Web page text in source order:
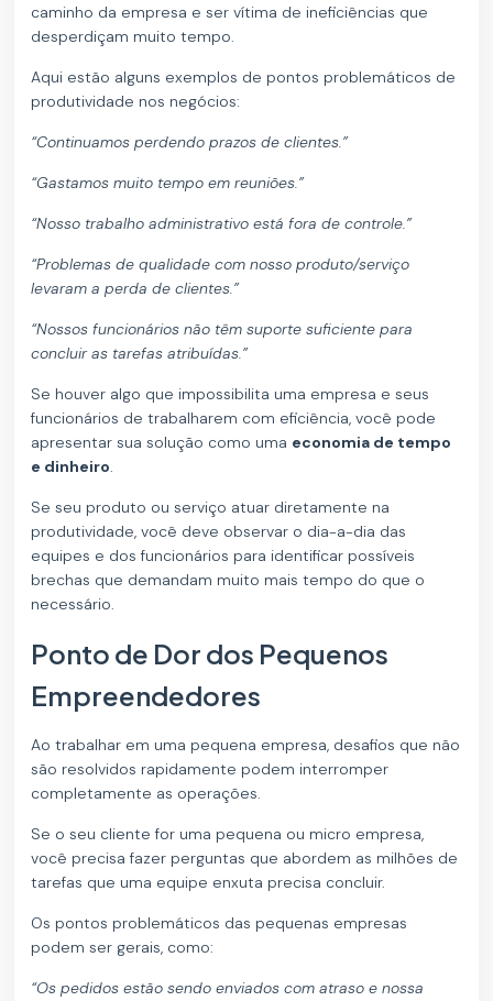
caminho da empresa e ser vítima de ineficiências que
desperdiçam muito tempo.
Aqui estão alguns exemplos de pontos problemáticos de
produtividade nos negócios:
“Continuamos perdendo prazos de clientes.”
“Gastamos muito tempo em reuniões.”
“Nosso trabalho administrativo está fora de controle.”
“Problemas de qualidade com nosso produto/serviço
levaram a perda de clientes.”
“Nossos funcionários não têm suporte suficiente para
concluir as tarefas atribuídas.”
Se houver algo que impossibilita uma empresa e seus
funcionários de trabalharem com eficiência, você pode
apresentar sua solução como uma economia de tempo
e dinheiro.
Se seu produto ou serviço atuar diretamente na
produtividade, você deve observar o dia-a-dia das
equipes e dos funcionários para identificar possíveis
brechas que demandam muito mais tempo do que o
necessário.
Ponto de Dor dos Pequenos
Empreendedores
Ao trabalhar em uma pequena empresa, desafios que não
são resolvidos rapidamente podem interromper
completamente as operações.
Se o seu cliente for uma pequena ou micro empresa,
você precisa fazer perguntas que abordem as milhões de
tarefas que uma equipe enxuta precisa concluir.
Os pontos problemáticos das pequenas empresas
podem ser gerais, como:
“Os pedidos estão sendo enviados com atraso e nossa